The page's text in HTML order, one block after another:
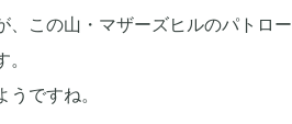
、この山・マザーズヒルのパトロー
ですね。